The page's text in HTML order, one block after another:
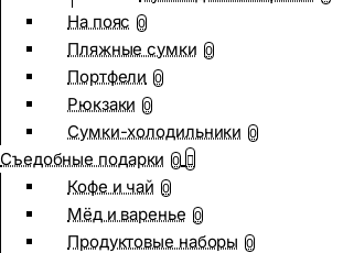
На пояс 0
Пляжные сумки 0
Портфели 0
Рюкзаки 0
Сумки-холодильники 0
Съедобные подарки 0
Кофе и чай 0
Мёд и варенье 0
Продуктовые наборы 0